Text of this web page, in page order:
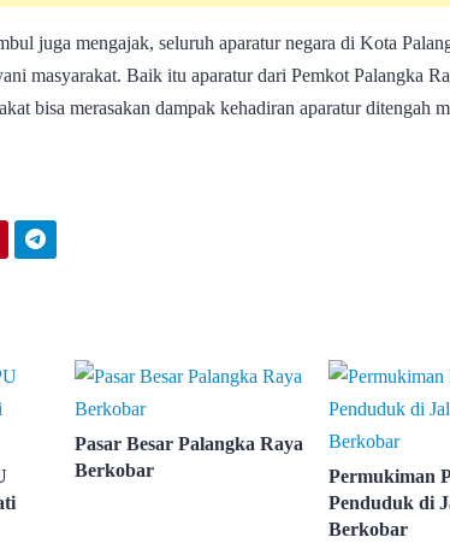
juga mengajak, seluruh aparatur negara di Kota
masyarakat. Baik itu aparatur dari Pemkot Palangka
bisa merasakan dampak kehadiran aparatur ditengah
Pasar Besar Palangka Raya
Berkobar
Permukiman
Penduduk di
Berkobar